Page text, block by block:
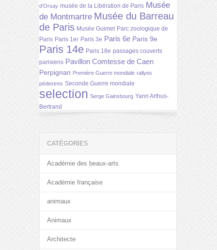
d'Orsay musée de la Libération de Paris Musée
de Montmartre Musée du Barreau
de Paris Musée Guimet Parc zoologique de
Paris Paris 1er Paris 3e Paris 6e Paris 9e
Paris 14e Paris 18e passages couverts
parisiens Pavillon Comtesse de Caen
Perpignan Première Guerre mondiale rallyes
pédestres Seconde Guerre mondiale
selection Serge Gainsbourg Yann Arthus-
Bertrand
CATÉGORIES
Académie des beaux-arts
Académie française
animaux
Animaux
Architecte